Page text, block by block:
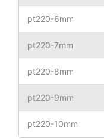
pt220-6mm
pt220-7mm
pt220-8mm
pt220-9mm
pt220-10mm